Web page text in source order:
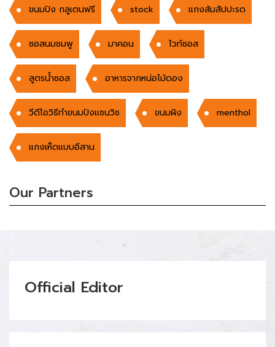
ขนมปัง กลูเตนฟรี stock แกงส้มสัปปะรด
ซอสนมชมพู มาคอน ไวท์ซอส
สูตรน้ำซอส อาหารจากหน่อไม้ดอง
วีดีโอวิธีทำขนมปังแซนวิซ ขนมผิง menthol
แกงเห็ดแบบอีสาน
Our Partners
Official Editor